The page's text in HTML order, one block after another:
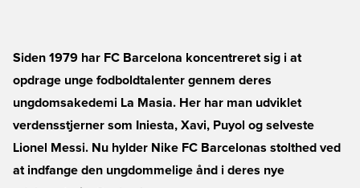
Siden 1979 har FC Barcelona koncentreret sig i at
opdrage unge fodboldtalenter gennem deres
ungdomsakedemi La Masia. Her har man udviklet
verdensstjerner som Iniesta, Xavi, Puyol og selveste
Lionel Messi. Nu hylder Nike FC Barcelonas stolthed ved
at indfange den ungdommelige ånd i deres nye